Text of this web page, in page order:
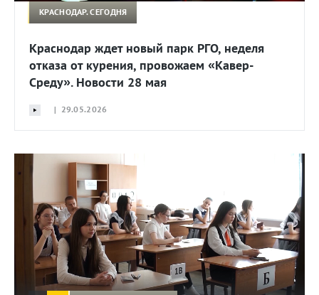
КРАСНОДАР. СЕГОДНЯ
Краснодар ждет новый парк РГО, неделя
отказа от курения, провожаем «Кавер-
Среду». Новости 28 мая
| 29.05.2026